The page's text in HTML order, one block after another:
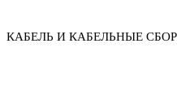
КАБЕЛЬ И КАБЕЛЬНЫЕ